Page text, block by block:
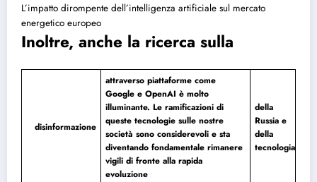
L’impatto dirompente dell’intelligenza artificiale sul mercato
energetico europeo
Inoltre, anche la ricerca sulla
disinformazione
attraverso piattaforme come
Google e OpenAI è molto
illuminante. Le ramificazioni di
queste tecnologie sulle nostre
società sono considerevoli e sta
diventando fondamentale rimanere
vigili di fronte alla rapida
evoluzione
della
Russia e
della
tecnologia